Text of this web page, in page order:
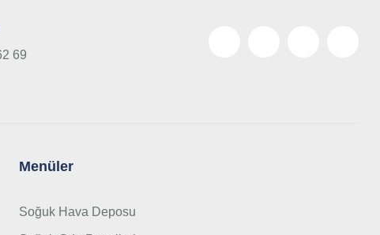
69
Menüler
Soğuk Hava Deposu